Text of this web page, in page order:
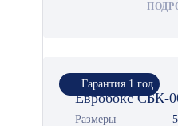
Гарантия 1 год
Евробокс СБК-
Размеры